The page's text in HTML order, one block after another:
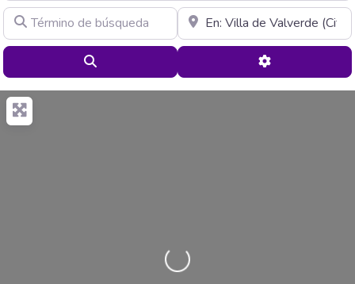
Término de búsqueda Cerca de
Advanced
Cargando…